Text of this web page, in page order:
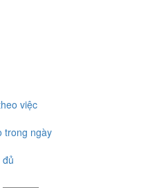
việc
trong ngày